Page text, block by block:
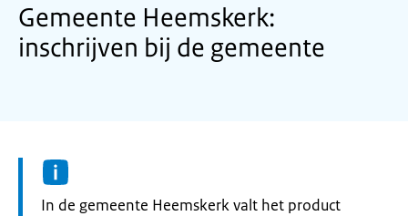
Gemeente Heemskerk:
inschrijven bij de gemeente
Informatie:
In de gemeente Heemskerk valt het product